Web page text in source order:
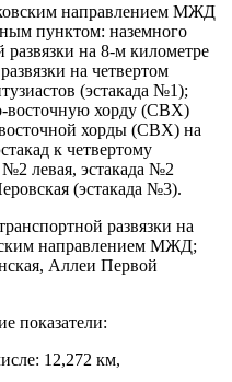
направлением МЖД
пунктом: наземного
на 8-м километре
на четвертом
(эстакада №1);
восточную хорду (СВХ)
восточной хорды (СВХ) на
к четвертому
№2 левая, эстакада №2
(эстакада №3).
развязки на
направлением МЖД;
Аллеи Первой
показатели:
12,272 км,